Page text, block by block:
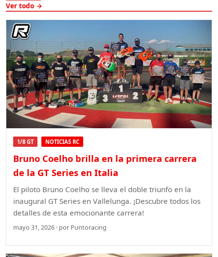
Ver todo →
1/8 GT NOTICIAS RC
Bruno Coelho brilla en la primera carrera
de la GT Series en Italia
El piloto Bruno Coelho se lleva el doble triunfo en la
inaugural GT Series en Vallelunga. ¡Descubre todos los
detalles de esta emocionante carrera!
mayo 31, 2026 · por Puntoracing